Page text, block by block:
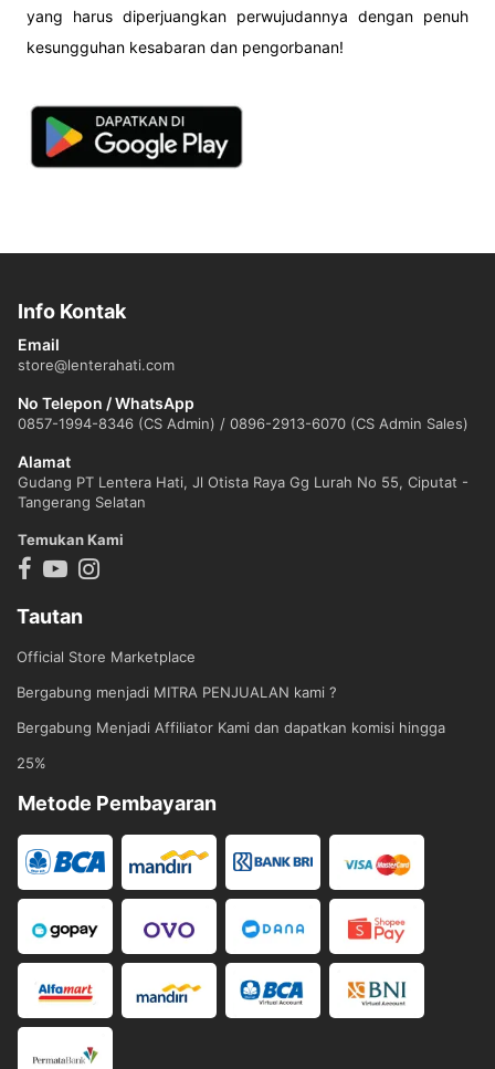
yang harus diperjuangkan perwujudannya dengan penuh
kesungguhan kesabaran dan pengorbanan!
Info Kontak
Email
store@lenterahati.com
No Telepon / WhatsApp
0857-1994-8346 (CS Admin) / 0896-2913-6070 (CS Admin Sales)
Alamat
Gudang PT Lentera Hati, Jl Otista Raya Gg Lurah No 55, Ciputat -
Tangerang Selatan
Temukan Kami
Tautan
Official Store Marketplace
Bergabung menjadi MITRA PENJUALAN kami ?
Bergabung Menjadi Affiliator Kami dan dapatkan komisi hingga
25%
Metode Pembayaran